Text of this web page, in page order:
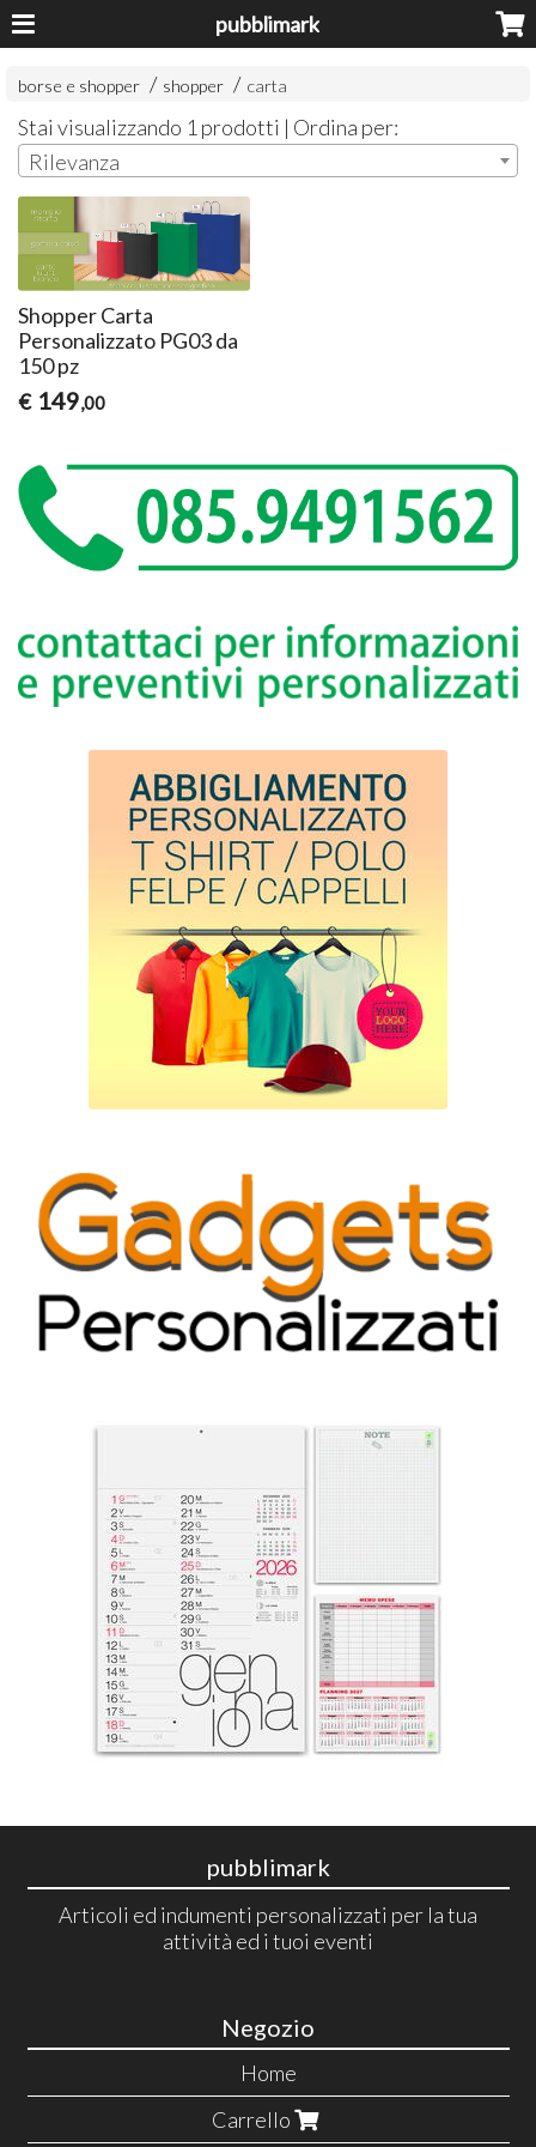
pubblimark
borse e shopper shopper carta
Stai visualizzando 1 prodotti | Ordina per:
Rilevanza
Shopper Carta
Personalizzato PG03 da
150 pz
€ 149,00
pubblimark
Articoli ed indumenti personalizzati per la tua
attività ed i tuoi eventi
Negozio
Home
Carrello